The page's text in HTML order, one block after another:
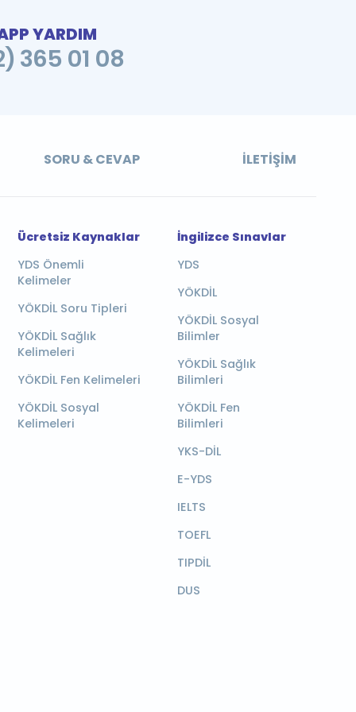
YARDIM
365 01 08
SORU & CEVAP İLETIŞIM
Ücretsiz Kaynaklar
YDS Önemli
Kelimeler
YÖKDİL Soru Tipleri
YÖKDİL Sağlık
Kelimeleri
YÖKDİL Fen Kelimeleri
YÖKDİL Sosyal
Kelimeleri
İngilizce Sınavlar
YDS
YÖKDİL
YÖKDİL Sosyal
Bilimler
YÖKDİL Sağlık
Bilimleri
YÖKDİL Fen
Bilimleri
YKS-DİL
E-YDS
IELTS
TOEFL
TIPDİL
DUS